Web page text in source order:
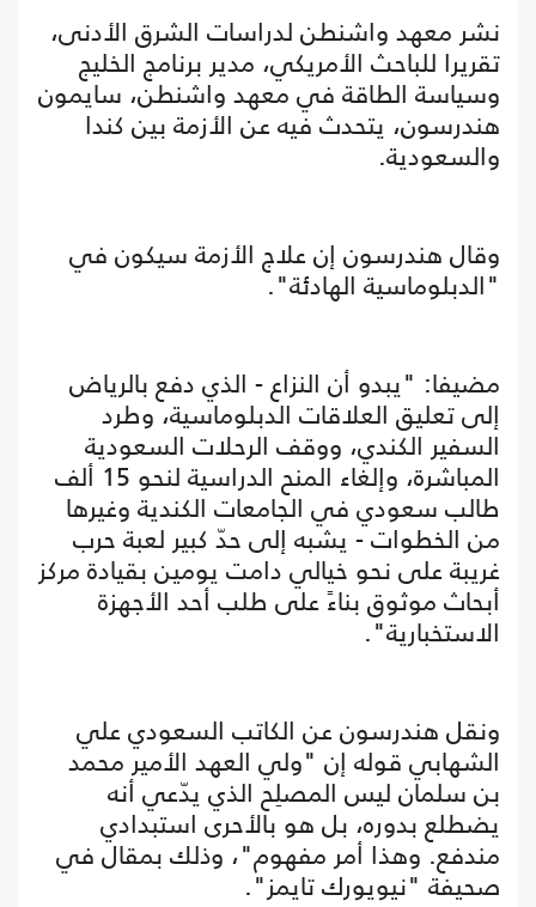
نشر معهد واشنطن لدراسات الشرق الأدنى،
تقريرا للباحث الأمريكي، مدير برنامج الخليج
وسياسة الطاقة في معهد واشنطن، سايمون
هندرسون، يتحدث فيه عن الأزمة بين كندا
والسعودية.
وقال هندرسون إن علاج الأزمة سيكون في
"الدبلوماسية الهادئة".
مضيفا: "يبدو أن النزاع - الذي دفع بالرياض
إلى تعليق العلاقات الدبلوماسية، وطرد
السفير الكندي، ووقف الرحلات السعودية
المباشرة، وإلغاء المنح الدراسية لنحو 15 ألف
طالب سعودي في الجامعات الكندية وغيرها
من الخطوات - يشبه إلى حدّ كبير لعبة حرب
غريبة على نحو خيالي دامت يومين بقيادة مركز
أبحاث موثوق بناءً على طلب أحد الأجهزة
الاستخبارية".
ونقل هندرسون عن الكاتب السعودي علي
الشهابي قوله إن "ولي العهد الأمير محمد
بن سلمان ليس المصلِح الذي يدّعي أنه
يضطلع بدوره، بل هو بالأحرى استبدادي
مندفع. وهذا أمر مفهوم"، وذلك بمقال في
صحيفة "نيويورك تايمز".